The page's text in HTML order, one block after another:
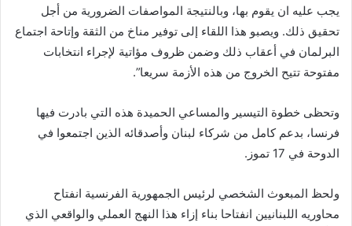
ا
يجب عليه ان يقوم بها، وبالنتيجة المواصفات الضرورية من أجل
تحقيق ذلك. ويصبو هذا اللقاء إلى توفير مناخ من الثقة وإتاحة اجتماع
البرلمان في أعقاب ذلك وضمن ظروف مؤاتية لإجراء انتخابات
مفتوحة تتيح الخروج من هذه الأزمة سريعا”.
وتحظى خطوة التيسير والمساعي الحميدة هذه التي بادرت فيها
فرنسا، بدعم كامل من شركاء لبنان وأصدقائه الذين اجتمعوا في
الدوحة في 17 تموز.
ولحظ المبعوث الشخصي لرئيس الجمهورية الفرنسية انفتاح
محاوريه اللبنانيين انفتاحا بناء إزاء هذا النهج العملي والواقعي الذي